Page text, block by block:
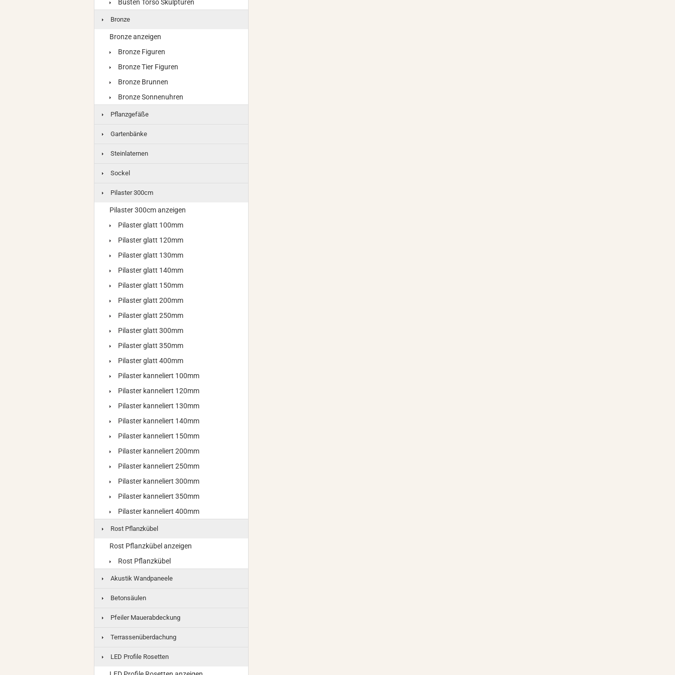
Büsten Torso Skulpturen
Bronze
Bronze anzeigen
Bronze Figuren
Bronze Tier Figuren
Bronze Brunnen
Bronze Sonnenuhren
Pflanzgefäße
Gartenbänke
Steinlaternen
Sockel
Pilaster 300cm
Pilaster 300cm anzeigen
Pilaster glatt 100mm
Pilaster glatt 120mm
Pilaster glatt 130mm
Pilaster glatt 140mm
Pilaster glatt 150mm
Pilaster glatt 200mm
Pilaster glatt 250mm
Pilaster glatt 300mm
Pilaster glatt 350mm
Pilaster glatt 400mm
Pilaster kanneliert 100mm
Pilaster kanneliert 120mm
Pilaster kanneliert 130mm
Pilaster kanneliert 140mm
Pilaster kanneliert 150mm
Pilaster kanneliert 200mm
Pilaster kanneliert 250mm
Pilaster kanneliert 300mm
Pilaster kanneliert 350mm
Pilaster kanneliert 400mm
Rost Pflanzkübel
Rost Pflanzkübel anzeigen
Rost Pflanzkübel
Akustik Wandpaneele
Betonsäulen
Pfeiler Mauerabdeckung
Terrassenüberdachung
LED Profile Rosetten